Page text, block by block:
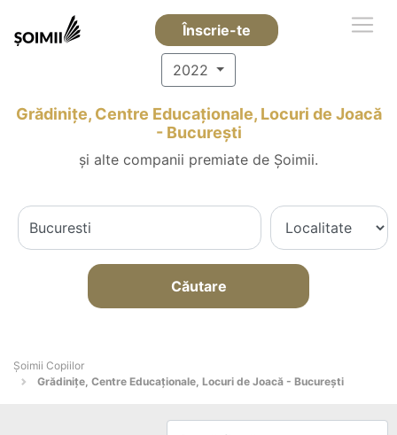
Înscrie-te
2022
Grădinițe, Centre Educaționale, Locuri de Joacă
- Bucureşti
și alte companii premiate de Șoimii.
Căutare
Șoimii Copiilor
Grădinițe, Centre Educaționale, Locuri de Joacă - Bucureşti